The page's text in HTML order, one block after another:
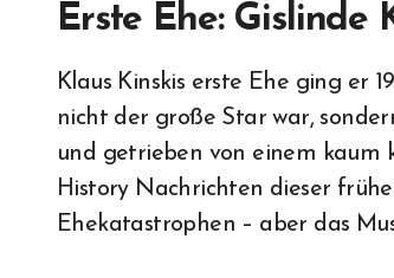
Erste Ehe: Gislinde
Klaus Kinskis erste Ehe ging er
nicht der große Star war,
und getrieben von einem kaum
History Nachrichten dieser
Ehekatastrophen – aber das